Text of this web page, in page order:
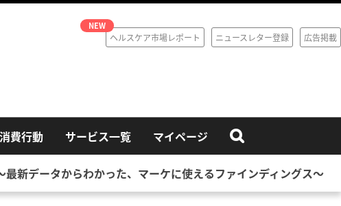
ヘルスケア市場レポート ニュースレター登録 広告掲載
費行動 サービス一覧 マイページ
新データからわかった、マーケに使えるファインディングス〜